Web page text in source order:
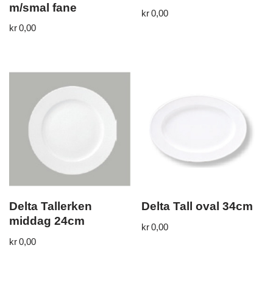
m/smal fane
kr0,00
kr0,00
Delta Tallerken
middag 24cm
kr0,00
Delta Tall oval 34cm
kr0,00